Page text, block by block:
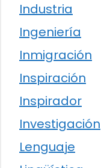
Industria
Ingeniería
Inmigración
Inspiración
Inspirador
Investigación
Lenguaje